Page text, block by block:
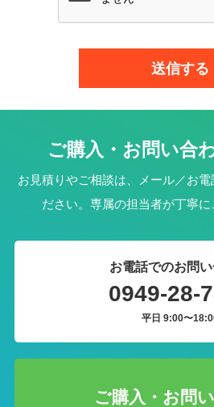
ご購入・お問い合
お見積りやご相談は、メール／お電
ださい。専属の担当者が丁寧に
お電話でのお問
0949-28-
平日 9:00〜
ご購入・お問